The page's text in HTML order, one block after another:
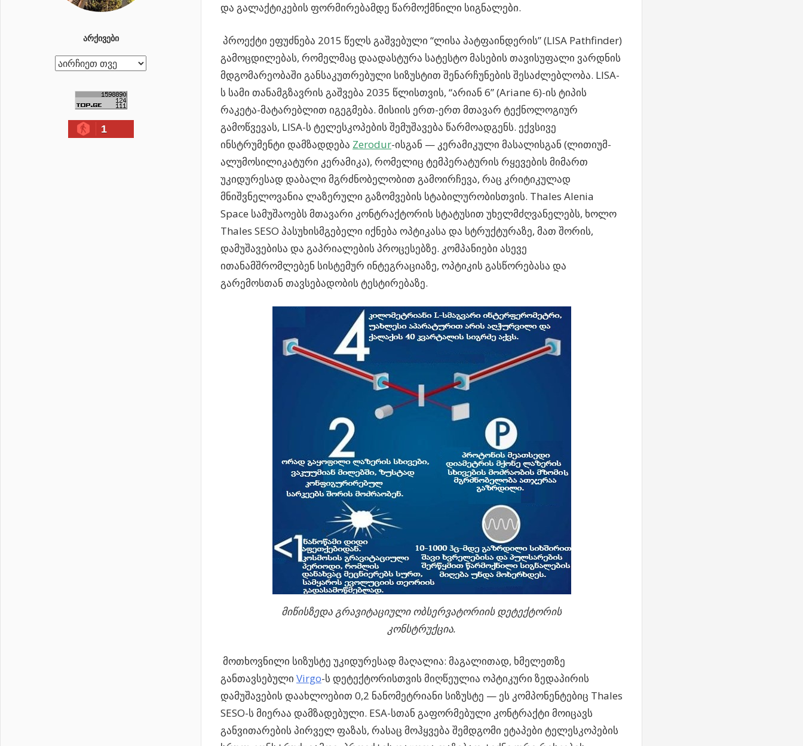
და გალაქტიკების ფორმირებამდე წარმოქმნილი სიგნალები.
პროექტი ეფუძნება 2015 წელს გაშვებული “ლისა პატფაინდერის” (LISA Pathfinder)
გამოცდილებას, რომელმაც დაადასტურა სატესტო მასების თავისუფალი ვარდნის
მდგომარეობაში განსაკუთრებული სიზუსტით შენარჩუნების შესაძლებლობა. LISA-
ს სამი თანამგზავრის გაშვება 2035 წლისთვის, “არიან 6” (Ariane 6)-ის ტიპის
რაკეტა-მატარებლით იგეგმება. მისიის ერთ-ერთ მთავარ ტექნოლოგიურ
გამოწვევას, LISA-ს ტელესკოპების შემუშავება წარმოადგენს. ექვსივე
ინსტრუმენტი დამზადდება Zerodur-ისგან — კერამიკული მასალისგან (ლითიუმ-
ალუმოსილიკატური კერამიკა), რომელიც ტემპერატურის რყევების მიმართ
უკიდურესად დაბალი მგრძნობელობით გამოირჩევა, რაც კრიტიკულად
მნიშვნელოვანია ლაზერული გაზომვების სტაბილურობისთვის. Thales Alenia
Space სამუშაოებს მთავარი კონტრაქტორის სტატუსით უხელმძღვანელებს, ხოლო
Thales SESO პასუხისმგებელი იქნება ოპტიკასა და სტრუქტურაზე, მათ შორის,
დამუშავებისა და გაპრიალების პროცესებზე. კომპანიები ასევე
ითანამშრომლებენ სისტემურ ინტეგრაციაზე, ოპტიკის გასწორებასა და
გარემოსთან თავსებადობის ტესტირებაზე.
მიწისზედა გრავიტაციული ობსერვატორიის დეტექტორის
კონსტრუქცია.
მოთხოვნილი სიზუსტე უკიდურესად მაღალია: მაგალითად, ხმელეთზე
განთავსებული Virgo-ს დეტექტორისთვის მიღწეულია ოპტიკური ზედაპირის
დამუშავების დაახლოებით 0,2 ნანომეტრიანი სიზუსტე — ეს კომპონენტებიც Thales
SESO-ს მიერაა დამზადებული. ESA-სთან გაფორმებული კონტრაქტი მოიცავს
განვითარების პირველ ფაზას, რასაც მოჰყვება შემდგომი ეტაპები ტელესკოპების
ᲐᲠᲥᲘᲕᲔᲑᲘ
ა
1